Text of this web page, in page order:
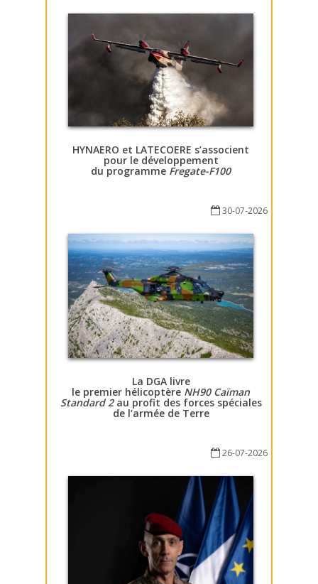
HYNAERO et LATECOERE s’associent
pour le développement
du programme Fregate-F100
30-07-2026
La DGA livre
le premier hélicoptère NH90 Caïman
Standard 2au profit des forces spéciales
de l’armée de Terre
26-07-2026